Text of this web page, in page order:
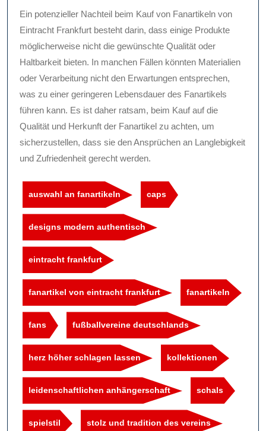
Ein potenzieller Nachteil beim Kauf von Fanartikeln von
Eintracht Frankfurt besteht darin, dass einige Produkte
möglicherweise nicht die gewünschte Qualität oder
Haltbarkeit bieten. In manchen Fällen könnten Materialien
oder Verarbeitung nicht den Erwartungen entsprechen,
was zu einer geringeren Lebensdauer des Fanartikels
führen kann. Es ist daher ratsam, beim Kauf auf die
Qualität und Herkunft der Fanartikel zu achten, um
sicherzustellen, dass sie den Ansprüchen an Langlebigkeit
und Zufriedenheit gerecht werden.
auswahl an fanartikeln caps
designs modern authentisch
eintracht frankfurt
fanartikel von eintracht frankfurt fanartikeln
fans fußballvereine deutschlands
herz höher schlagen lassen kollektionen
leidenschaftlichen anhängerschaft schals
spielstil stolz und tradition des vereins